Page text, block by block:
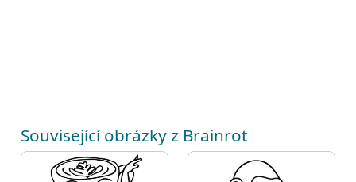
Související obrázky z Brainrot